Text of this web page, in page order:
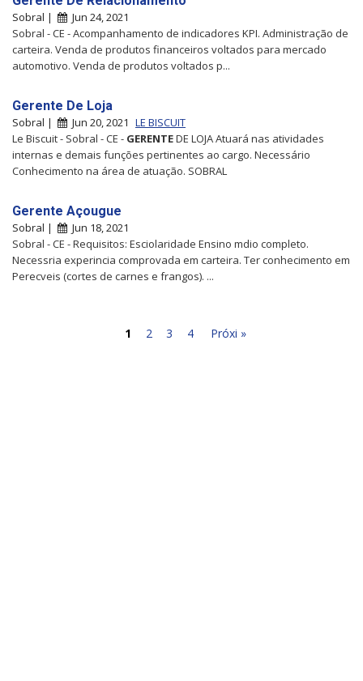
Sobral |
Jun 24, 2021
Sobral - CE - Acompanhamento de indicadores KPI. Administração de
carteira. Venda de produtos financeiros voltados para mercado
automotivo. Venda de produtos voltados p...
Gerente De Loja
Sobral | Jun 20, 2021 LE BISCUIT
Le Biscuit - Sobral - CE - GERENTEDE LOJA Atuará nas atividades
internas e demais funções pertinentes ao cargo. Necessário
Conhecimento na área de atuação. SOBRAL
Gerente Açougue
Sobral |
Jun 18, 2021
Sobral - CE - Requisitos: Esciolaridade Ensino mdio completo.
Necessria experincia comprovada em carteira. Ter conhecimento em
Perecveis (cortes de carnes e frangos). ...
1 2 3 4 Próxi »